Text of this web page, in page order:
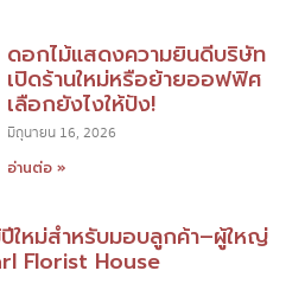
ดอกไม้แสดงความยินดีบริษัท
เปิดร้านใหม่หรือย้ายออฟฟิศ
เลือกยังไงให้ปัง!
มิถุนายน 16, 2026
อ่านต่อ »
ใหม่สำหรับมอบลูกค้า–ผู้ใหญ่
Florist House